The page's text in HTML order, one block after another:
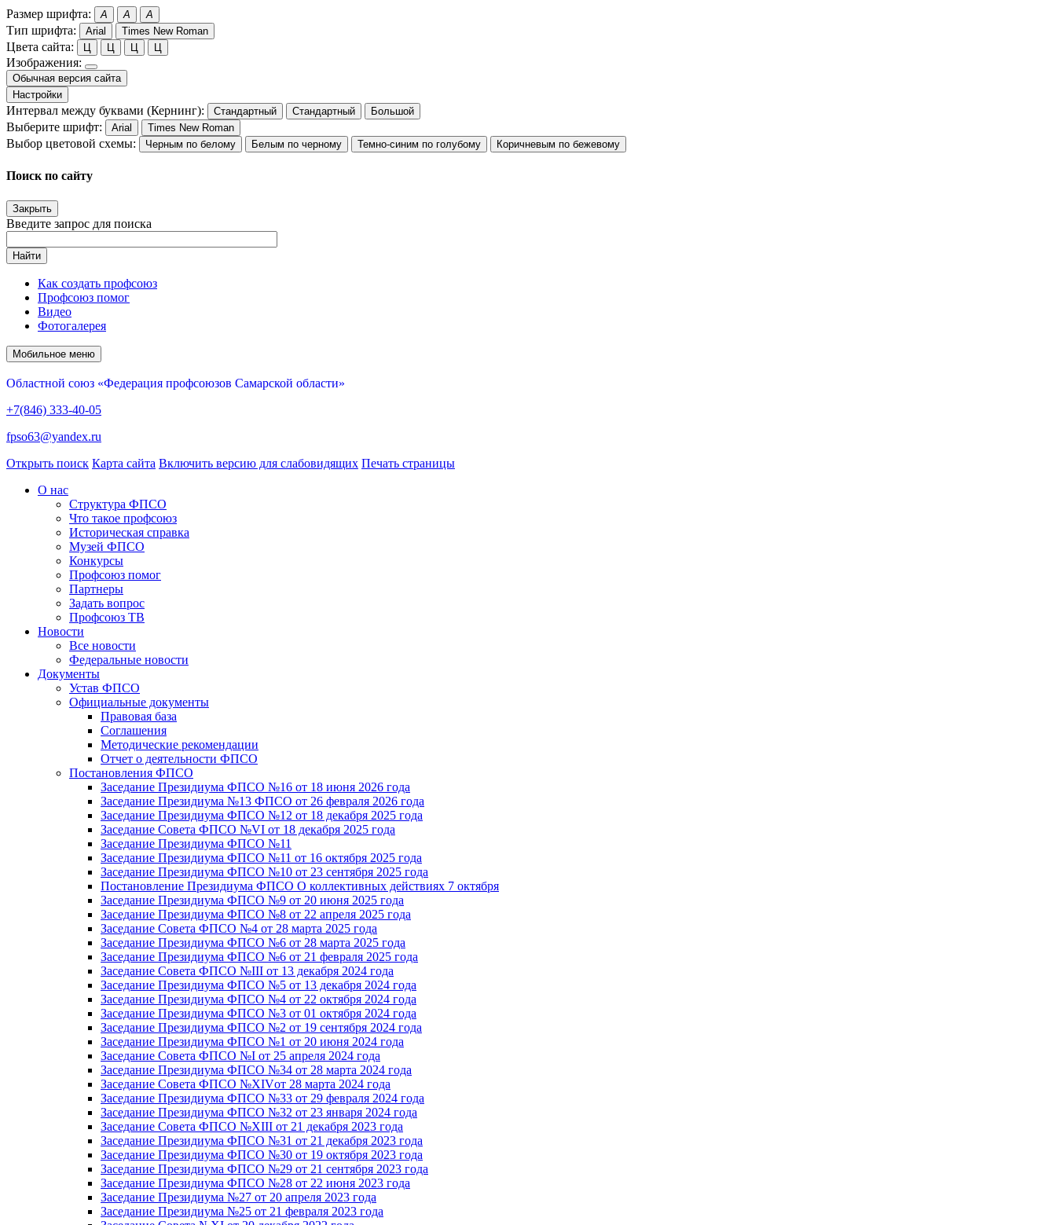
Размер шрифта: A A A
Тип шрифта: Arial Times New Roman
Цвета сайта: Ц Ц Ц Ц
Изображения:
Обычная версия сайта
Настройки
Интервал между буквами (Кернинг): Стандартный Стандартный Большой
Выберите шрифт: Arial Times New Roman
Выбор цветовой схемы: Черным по белому Белым по черному Темно-синим по голубому Коричневым по бежевому
Поиск по сайту
Закрыть
Введите запрос для поиска
Найти
Как создать профсоюз
Профсоюз помог
Видео
Фотогалерея
Мобильное меню
Областной союз «Федерация профсоюзов Самарской области»
+7(846) 333-40-05
fpso63@yandex.ru
Открыть поиск Карта сайта Включить версию для слабовидящих Печать страницы
О нас
Структура ФПСО
Что такое профсоюз
Историческая справка
Музей ФПСО
Конкурсы
Профсоюз помог
Партнеры
Задать вопрос
Профсоюз ТВ
Новости
Все новости
Федеральные новости
Документы
Устав ФПСО
Официальные документы
Правовая база
Соглашения
Методические рекомендации
Отчет о деятельности ФПСО
Постановления ФПСО
Заседание Президиума ФПСО №16 от 18 июня 2026 года
Заседание Президиума №13 ФПСО от 26 февраля 2026 года
Заседание Президиума ФПСО №12 от 18 декабря 2025 года
Заседание Совета ФПСО №VI от 18 декабря 2025 года
Заседание Президиума ФПСО №11
Заседание Президиума ФПСО №11 от 16 октября 2025 года
Заседание Президиума ФПСО №10 от 23 сентября 2025 года
Постановление Президиума ФПСО О коллективных действиях 7 октября
Заседание Президиума ФПСО №9 от 20 июня 2025 года
Заседание Президиума ФПСО №8 от 22 апреля 2025 года
Заседание Совета ФПСО №4 от 28 марта 2025 года
Заседание Президиума ФПСО №6 от 28 марта 2025 года
Заседание Президиума ФПСО №6 от 21 февраля 2025 года
Заседание Совета ФПСО №III от 13 декабря 2024 года
Заседание Президиума ФПСО №5 от 13 декабря 2024 года
Заседание Президиума ФПСО №4 от 22 октября 2024 года
Заседание Президиума ФПСО №3 от 01 октября 2024 года
Заседание Президиума ФПСО №2 от 19 сентября 2024 года
Заседание Президиума ФПСО №1 от 20 июня 2024 года
Заседание Совета ФПСО №I от 25 апреля 2024 года
Заседание Президиума ФПСО №34 от 28 марта 2024 года
Заседание Совета ФПСО №XIVот 28 марта 2024 года
Заседание Президиума ФПСО №33 от 29 февраля 2024 года
Заседание Президиума ФПСО №32 от 23 января 2024 года
Заседание Совета ФПСО №XIII от 21 декабря 2023 года
Заседание Президиума ФПСО №31 от 21 декабря 2023 года
Заседание Президиума ФПСО №30 от 19 октября 2023 года
Заседание Президиума ФПСО №29 от 21 сентября 2023 года
Заседание Президиума ФПСО №28 от 22 июня 2023 года
Заседание Президиума №27 от 20 апреля 2023 года
Заседание Президиума №25 от 21 февраля 2023 года